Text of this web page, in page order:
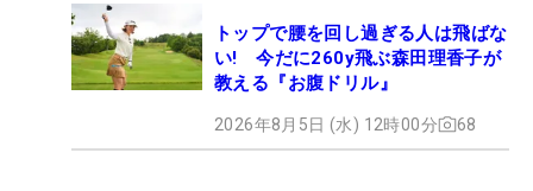
トップで腰を回し過ぎる人は飛ばな
い! 今だに260y飛ぶ森田理香子が
教える『お腹ドリル』
2026年8月5日 (水) 12時00分 68